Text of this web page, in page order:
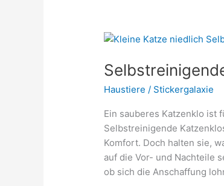
Haustiere / Stickergalaxie
Ein sauberes Katzenklo ist
Selbstreinigende
Komfort. Doch halten sie,
auf die Vor- und Nachteile
ob sich die Anschaffung